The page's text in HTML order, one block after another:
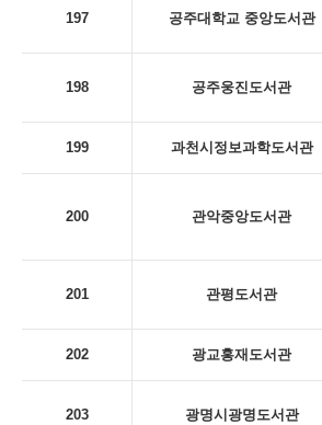
197 공주대학교 중앙도서관
198 공주웅진도서관
199 과천시정보과학도서관
200 관악중앙도서관
201 관평도서관
202 광교홍재도서관
203 광명시광명도서관